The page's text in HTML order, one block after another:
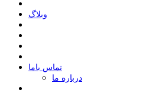
وبلاگ
ﺗﻤﺎﺱ ﺑﺎﻣﺎ
درباره ما